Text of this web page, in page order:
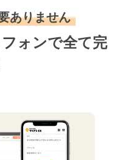
ありません
ォンで全て完